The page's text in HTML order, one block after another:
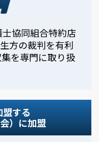
協同組合特約店
方の裁判を有利
を専門に取り扱
する
）に加盟